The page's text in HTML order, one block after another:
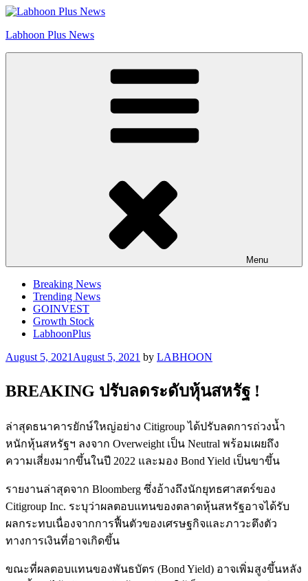
Skip
content
Labhoon Plus News
Menu
Breaking News
Trending News
GOINVEST
Growth Stock
LabhoonPlus
Posted
August 5, 2021 August 5, 2021 by LABHOON
BREAKING ปรับลดระดับหุ้นสหรัฐ !
ล่าสุดธนาคารยักษ์ใหญ่อย่าง Citigroup ได้ปรับลดการถ่วงน้ำ
หนักหุ้นสหรัฐฯ ลงจาก Overweight เป็น Neutral พร้อมเผยถึง
ความเสี่ยงมากขึ้นในปี 2022 และมอง Bond Yield เป็นขาขึ้น
รายงานล่าสุดจาก Bloomberg ซึ่งอ้างถึงนักยุทธศาสตร์ของ
Citigroup Inc. ระบุว่าผลตอบแทนของตลาดหุ้นสหรัฐอาจได้รับ
ผลกระทบเนื่องจากการฟื้นตัวของเศรษฐกิจและภาวะตึงตัว
ทางการเงินที่อาจเกิดขึ้น
ขณะที่ผลตอบแทนของพันธบัตร (Bond Yield) อาจเพิ่มสูงขึ้นหลัง